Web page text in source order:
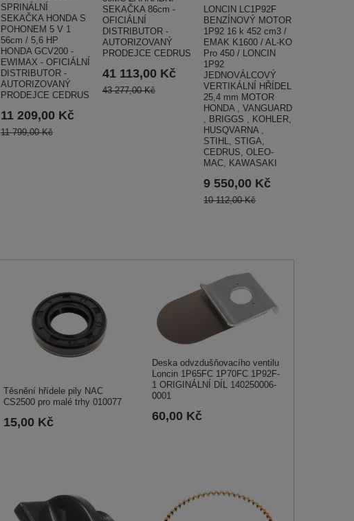
SPRINÁLNÍ
SEKAČKA HONDA S
POHONEM 5 V 1
56cm / 5,6 HP
HONDA GCV200 -
EWIMAX - OFICIÁLNÍ
DISTRIBUTOR -
AUTORIZOVANÝ
PRODEJCE CEDRUS
11 209,00 Kč
11 799,00 Kč
SEKAČKA 86cm -
OFICIÁLNÍ
DISTRIBUTOR -
AUTORIZOVANÝ
PRODEJCE CEDRUS
41 113,00 Kč
43 277,00 Kč
LONCIN LC1P92F
BENZÍNOVÝ MOTOR
1P92 16 k 452 cm3 /
EMAK K1600 / AL-KO
Pro 450 / LONCIN
1P92
JEDNOVÁLCOVÝ
VERTIKÁLNÍ HŘÍDEL
25,4 mm MOTOR
HONDA , VANGUARD
, BRIGGS , KOHLER,
HUSQVARNA ,
STIHL, STIGA,
CEDRUS, OLEO-
MAC, KAWASAKI
9 550,00 Kč
10 112,00 Kč
Těsnění hřídele pily NAC
CS2500 pro malé trhy 010077
15,00 Kč
Deska odvzdušňovacího ventilu
Loncin 1P65FC 1P70FC 1P92F-
1 ORIGINÁLNÍ DÍL 140250006-
0001
60,00 Kč